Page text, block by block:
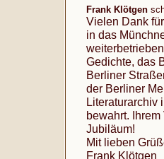
Frank Klötgen
Vielen Dank
in das
Gedichte, das
Berliner
der Berliner
Literaturarchiv
bewahrt.
Jubiläum!
Mit lieben
Frank Klötgen